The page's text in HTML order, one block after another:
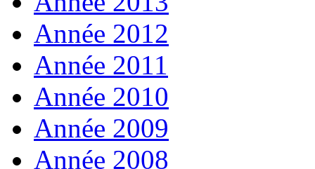
Année 2012
Année 2011
Année 2010
Année 2009
Année 2008